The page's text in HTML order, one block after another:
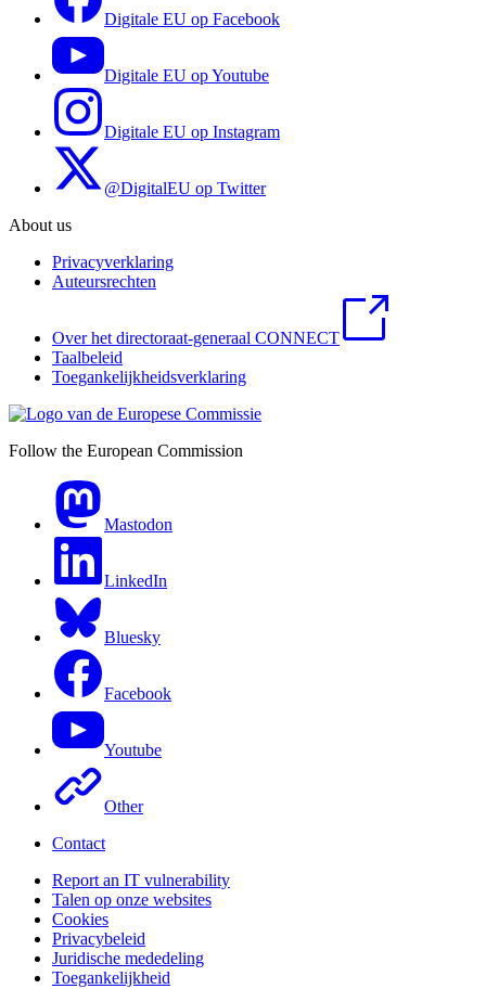
Digitale EU op Facebook
Digitale EU op Youtube
Digitale EU op Instagram
@DigitalEU op Twitter
About us
Privacyverklaring
Auteursrechten
Over het directoraat-generaal CONNECT
Taalbeleid
Toegankelijkheidsverklaring
Follow the European Commission
Mastodon
LinkedIn
Bluesky
Facebook
Youtube
Other
Contact
Report an IT vulnerability
Talen op onze websites
Cookies
Privacybeleid
Juridische mededeling
Toegankelijkheid